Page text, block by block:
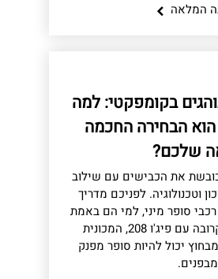
המלאה
בקומפקטי: למה
הוא הבחירה החכמה
שלכם?
כובשת את הכבישים עם שילוב
וטכנולוגיה. לפניכם מדריך
סופר מיני, למי הם באמת
מתאימים, והיכרות קרובה עם פיג'ו 208, המכונית
יכול להיות סופר מפנק
מבפנים.